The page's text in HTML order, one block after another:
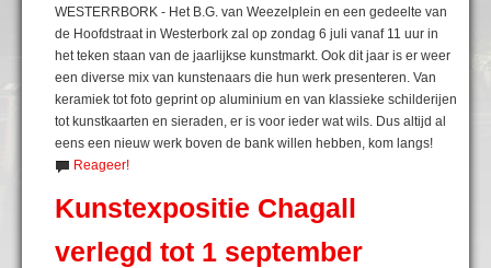
WESTERRBORK - Het B.G. van Weezelplein en een gedeelte van
de Hoofdstraat in Westerbork zal op zondag 6 juli vanaf 11 uur in
het teken staan van de jaarlijkse kunstmarkt. Ook dit jaar is er weer
een diverse mix van kunstenaars die hun werk presenteren. Van
keramiek tot foto geprint op aluminium en van klassieke schilderijen
tot kunstkaarten en sieraden, er is voor ieder wat wils. Dus altijd al
eens een nieuw werk boven de bank willen hebben, kom langs!
Reageer!
Kunstexpositie Chagall
verlegd tot 1 september